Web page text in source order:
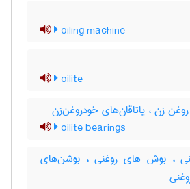
oiling machine
oilite
زن ، یاتاقان‌های خودروغن‌زن
oilite bearings
، بوش های روغنی ، بوشن‌های